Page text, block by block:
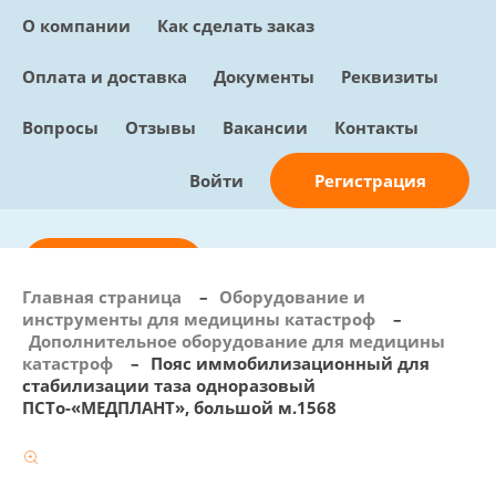
О компании Как сделать заказ
Оплата и доставка Документы Реквизиты
Вопросы Отзывы Вакансии Контакты
Войти Регистрация
info@sunmed.ru
Пн – Пт: с 10:00 - 18:00
+7 (495) 730-90-25
Перезвоните мне
Главная страница – Оборудование и
инструменты для медицины катастроф
–
Дополнительное оборудование для медицины
катастроф
– Пояс иммобилизационный для
стабилизации таза одноразовый
ПСТо-«МЕДПЛАНТ», большой м.1568